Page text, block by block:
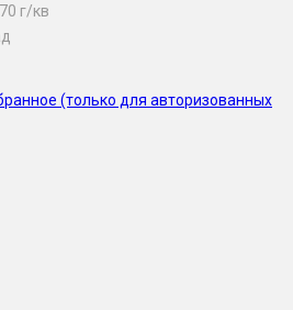
г/кв
(только для авторизованных